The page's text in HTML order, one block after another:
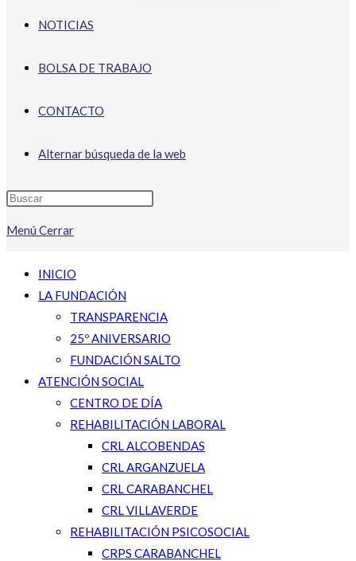
NOTICIAS
BOLSA DE TRABAJO
CONTACTO
Alternar búsqueda de la web
Menú Cerrar
INICIO
LA FUNDACIÓN
TRANSPARENCIA
25º ANIVERSARIO
FUNDACIÓN SALTO
ATENCIÓN SOCIAL
CENTRO DE DÍA
REHABILITACIÓN LABORAL
CRL ALCOBENDAS
CRL ARGANZUELA
CRL CARABANCHEL
CRL VILLAVERDE
REHABILITACIÓN PSICOSOCIAL
CRPS CARABANCHEL